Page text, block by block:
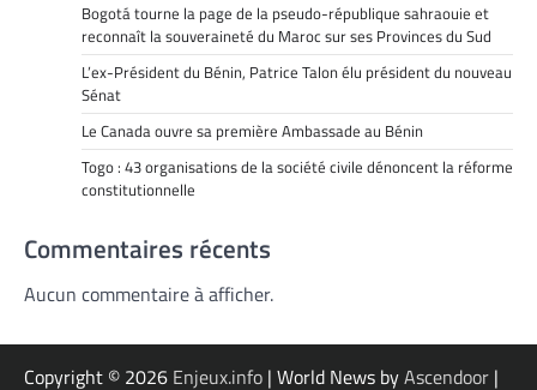
Bogotá tourne la page de la pseudo-république sahraouie et
reconnaît la souveraineté du Maroc sur ses Provinces du Sud
L’ex-Président du Bénin, Patrice Talon élu président du nouveau
Sénat
Le Canada ouvre sa première Ambassade au Bénin
Togo : 43 organisations de la société civile dénoncent la réforme
constitutionnelle
Commentaires récents
Aucun commentaire à afficher.
Copyright © 2026 Enjeux.info | World News byAscendoor |